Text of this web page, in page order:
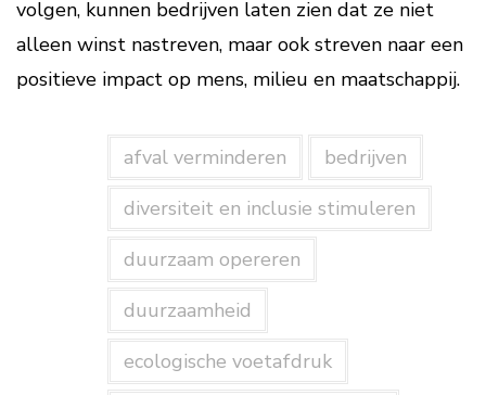
volgen, kunnen bedrijven laten zien dat ze niet
alleen winst nastreven, maar ook streven naar een
positieve impact op mens, milieu en maatschappij.
afval verminderen
bedrijven
diversiteit en inclusie stimuleren
duurzaam opereren
duurzaamheid
ecologische voetafdruk